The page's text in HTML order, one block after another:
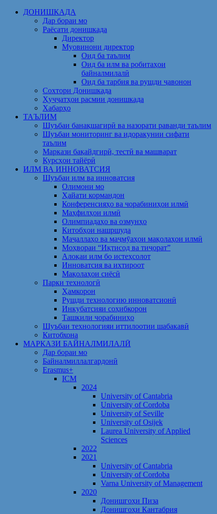
Skip
ДОНИШКАДА
Дар бораи мо
Раёсати донишкада
Директор
Муовинони директор
Оид ба таълим
Оид ба илм ва робитаҳои
байналмилалӣ
Оид ба тарбия ва рушди ҷавонон
Сохтори Донишкада
Ҳуҷҷатҳои расмии донишкада
Хабарҳо
ТАЪЛИМ
Шуъбаи банақшагирӣ ва назорати раванди таълим
Шуъбаи мониторинг ва идоракунии сифати
таълим
Маркази бақайдгирӣ, тестӣ ва машварат
Курсҳои тайёрӣ
ИЛМ ВА ИННОВАТСИЯ
Шуъбаи илм ва инноватсия
Олимони мо
Ҳайати кормандон
Конференсияҳо ва чорабиниҳои илмӣ
Маҳфилҳои илмӣ
Олимпиадаҳо ва озмунҳо
Китобҳои нашршуда
Маҷаллаҳо ва маҷмӯаҳои мақолаҳои илмӣ
Моҳвораи “Иқтисод ва тиҷорат”
Алоқаи илм бо истеҳсолот
Инноватсия ва ихтироот
Мақолаҳои сиёсӣ
Парки технологӣ
Ҳамкорон
Рушди технологию инноватсионӣ
Инкубатсияи соҳибкорон
Ташкили чорабиниҳо
Шуъбаи технологияи иттилоотии шабакавӣ
Китобхона
МАРКАЗИ БАЙНАЛМИЛАЛӢ
Дар бораи мо
Байналмиллалгардонӣ
Erasmus+
ICM
2024
University of Cantabria
University of Cordoba
University of Seville
University of Osijek
Laurea University of Applied
Sciences
2022
2021
University of Cantabria
University of Cordoba
Varna University of Management
2020
Донишгоҳи Пиза
Донишгоҳи Кантабрия